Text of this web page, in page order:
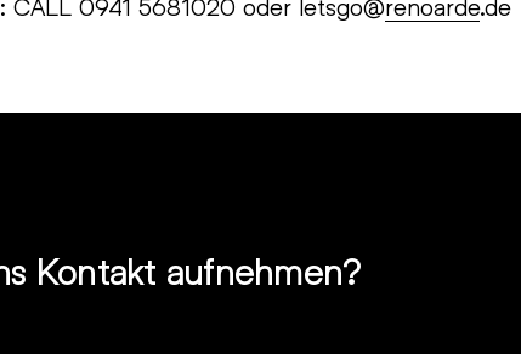
CALL 0941 5681020 oder letsgo@renoarde.de
Kontakt aufnehmen?